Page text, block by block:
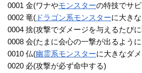
0001 金(ワナやモンスターの特技でサ
0002 竜( ドラゴン系モンスターに大き
0004 捨(攻撃でダメージを与えるたび
0008 会(たまに会心の一撃が出るよう
0010 仏(幽霊系モンスターに大きなダ
0020 必(攻撃が必ず命中する)